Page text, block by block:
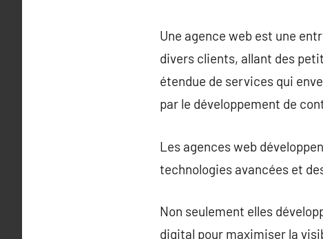
Une agence web est une
divers clients, allant des
étendue de services qui
par le développement de
Les agences web
technologies avancées et
Non seulement elles
digital pour maximiser la